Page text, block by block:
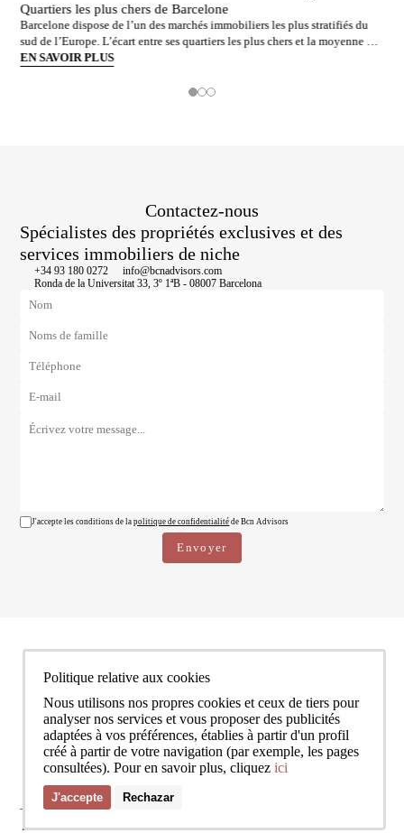
Quartiers les plus chers de Barcelone
Barcelone dispose de l’un des marchés immobiliers les plus stratifiés du
sud de l’Europe. L’écart entre ses quartiers les plus chers et la moyenne de
la ville n’est pas marginal : en juin 2026, les adresses les plus prisées
EN SAVOIR PLUS
Contactez-nous
Spécialistes des propriétés exclusives et des
services immobiliers de niche
+34 93 180 0272
info@bcnadvisors.com
Ronda de la Universitat 33, 3º 1ªB - 08007 Barcelona
J'accepte les conditions de lapolitique de confidentialité de Bcn Advisors
SERVICES
Politique relative aux cookies
Nous utilisons nos propres cookies et ceux de tiers pour
analyser nos services et vous proposer des publicités
adaptées à vos préférences, établies à partir d'un profil
créé à partir de votre navigation (par exemple, les pages
consultées). Pour en savoir plus, cliquez ici
J'accepte Rechazar